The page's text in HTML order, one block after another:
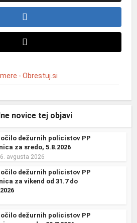
novice tej objavi
dežurnih policistov PP
za sredo, 5.8.2026
avgusta 2026
dežurnih policistov PP
za vikend od 31.7 do
dežurnih policistov PP